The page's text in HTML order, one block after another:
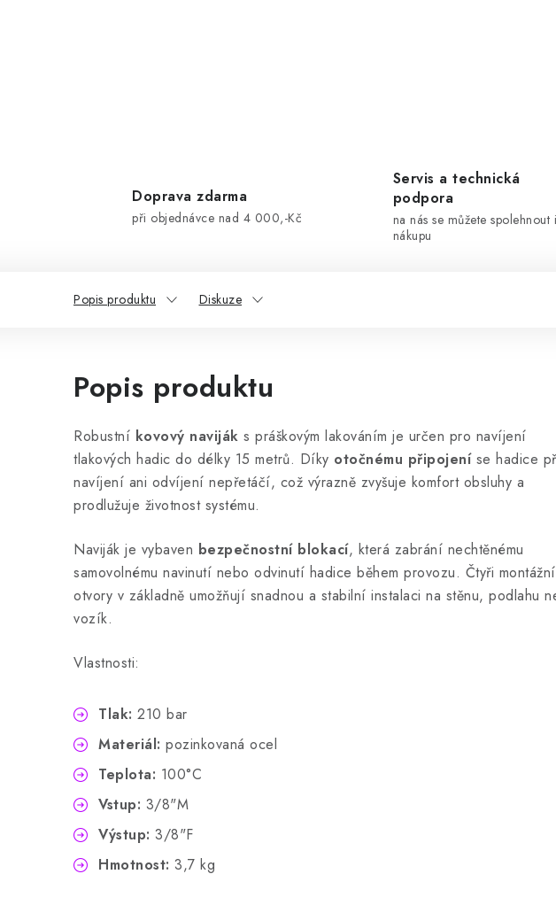
Doprava zdarma
při objednávce nad 4 000,-Kč
Servis a technická
podpora
na nás se můžete spolehnout
nákupu
Popis produktu Diskuze
Popis produktu
Robustní kovový naviják s práškovým lakováním je určen pro navíjení
tlakových hadic do délky 15 metrů. Díky otočnému připojeníse hadice
navíjení ani odvíjení nepřetáčí, což výrazně zvyšuje komfort obsluhy a
prodlužuje životnost systému.
Naviják je vybaven bezpečnostní blokací, která zabrání nechtěnému
samovolnému navinutí nebo odvinutí hadice během provozu. Čtyři montážní
otvory v základně umožňují snadnou a stabilní instalaci na stěnu, podlahu
vozík.
Vlastnosti:
Tlak: 210 bar
Materiál: pozinkovaná ocel
Teplota: 100°C
Vstup: 3/8"M
Výstup: 3/8"F
Hmotnost: 3,7 kg